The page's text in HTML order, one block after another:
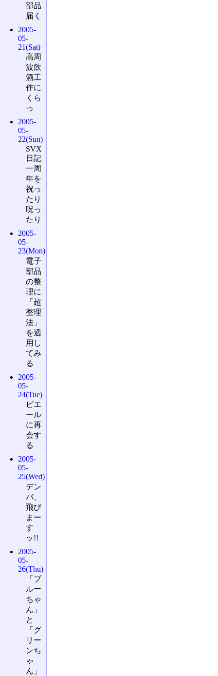
部品
届く
2005-
05-
21(Sat)
高周
波飲
酒工
作に
くら
っ
2005-
05-
22(Sun)
SVX
日記
一周
年を
祝っ
たり
呪っ
たり
2005-
05-
23(Mon)
電子
部品
の整
理に
「超
整理
法」
を適
用し
てみ
る
2005-
05-
24(Tue)
ピエ
ール
に再
会す
る
2005-
05-
25(Wed)
デン
パ、
飛び
まー
す
ッ!!
2005-
05-
26(Thu)
「ブ
ルー
ちゃ
ん」
と
「グ
リー
ンち
ゃ
ん」